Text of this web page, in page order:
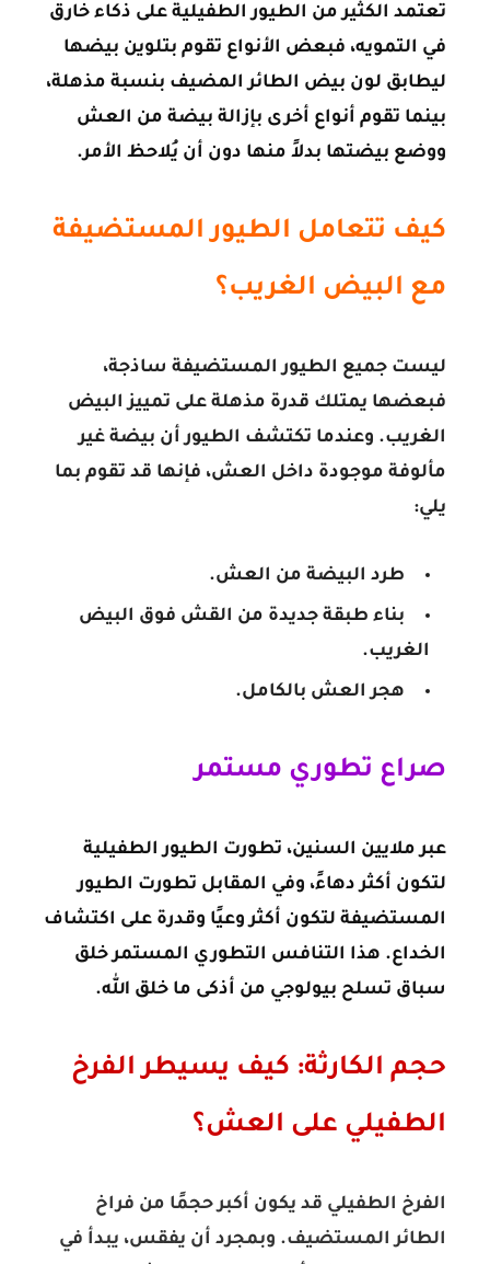
تعتمد الكثير من الطيور الطفيلية على ذكاء خارق
في التمويه، فبعض الأنواع تقوم بتلوين بيضها
ليطابق لون بيض الطائر المضيف بنسبة مذهلة،
بينما تقوم أنواع أخرى بإزالة بيضة من العش
ووضع بيضتها بدلاً منها دون أن يُلاحظ الأمر.
كيف تتعامل الطيور المستضيفة
مع البيض الغريب؟
ليست جميع الطيور المستضيفة ساذجة،
فبعضها يمتلك قدرة مذهلة على تمييز البيض
الغريب. وعندما تكتشف الطيور أن بيضة غير
مألوفة موجودة داخل العش، فإنها قد تقوم بما
يلي:
طرد البيضة من العش.
بناء طبقة جديدة من القش فوق البيض
الغريب.
هجر العش بالكامل.
صراع تطوري مستمر
عبر ملايين السنين، تطورت الطيور الطفيلية
لتكون أكثر دهاءً، وفي المقابل تطورت الطيور
المستضيفة لتكون أكثر وعيًا وقدرة على اكتشاف
الخداع. هذا التنافس التطوري المستمر خلق
سباق تسلح بيولوجي من أذكى ما خلق الله.
حجم الكارثة: كيف يسيطر الفرخ
الطفيلي على العش؟
الفرخ الطفيلي قد يكون أكبر حجمًا من فراخ
الطائر المستضيف. وبمجرد أن يفقس، يبدأ في